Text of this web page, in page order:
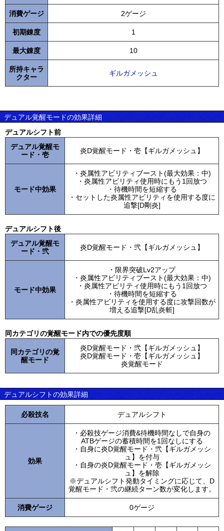
消費ゲージ 2ゲージ
初期錬度 1
最大錬度 10
所持キャラ
クター
ギルガメッシュ
デュアル覚醒モードの効果詳細
デュアルシフト前
デュアル覚醒モ
ード・壱
炎D覚醒モード・壱【ギルガメッシュ】
モード中効果
・炎属性アビリティブースト(最大効果：中)
・炎属性アビリティ使用時にもう1回放つ
・待機時間を短縮する
・セットした炎属性アビリティを使用する度に
追撃[D剛炎]
デュアルシフト後
デュアル覚醒モ
ード・弐
炎D覚醒モード・弐【ギルガメッシュ】
モード中効果
・限界突破Lv2アップ
・炎属性アビリティブースト(最大効果：中)
・炎属性アビリティ使用時にもう1回放つ
・待機時間を短縮する
・炎属性アビリティを使用する度に攻撃回数が
増える追撃[D乱炎斬]
同カテゴリの覚醒モード内での優先度順
同カテゴリの覚
醒モード
炎D覚醒モード・弐【ギルガメッシュ】
炎D覚醒モード・壱【ギルガメッシュ】
炎覚醒モード
デュアルシフトの効果詳細
必殺技名 デュアルシフト
効果
・必殺技ゲージ消費&待機時間なしで自身の
ATBゲージの蓄積時間を1回なしにする
・自身に炎D覚醒モード・弐【ギルガメッシ
ュ】を付与
・自身の炎D覚醒モード・壱【ギルガメッシ
ュ】を解除
※デュアルシフト発動タイミングに応じて、D
覚醒モード・弐の継続ターン数が変化します。
消費ゲージ 0ゲージ